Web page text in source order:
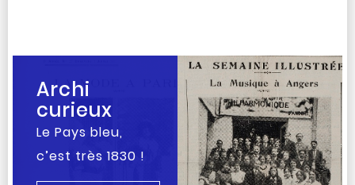
Archi
curieux
Le Pays bleu,
c’est très 1830 !